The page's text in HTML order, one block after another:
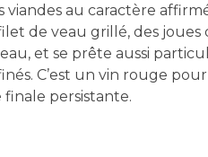
viandes au caractère
de veau grillé, des
et se prête aussi
C’est un vin rouge
persistante.